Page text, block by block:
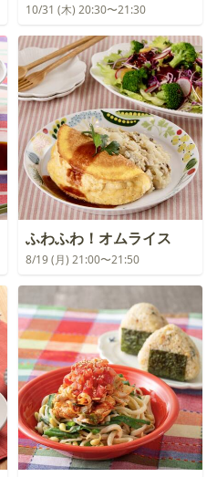
10/31 (木) 20:30〜21:30
ふわふわ！オムライス
8/19 (月) 21:00〜21:50